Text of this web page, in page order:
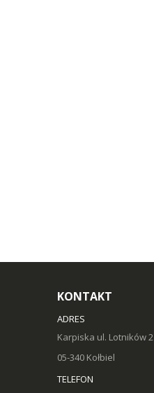
KONTAKT
ADRES
Karpiska ul. Lotników 2
05-340 Kołbiel
TELEFON